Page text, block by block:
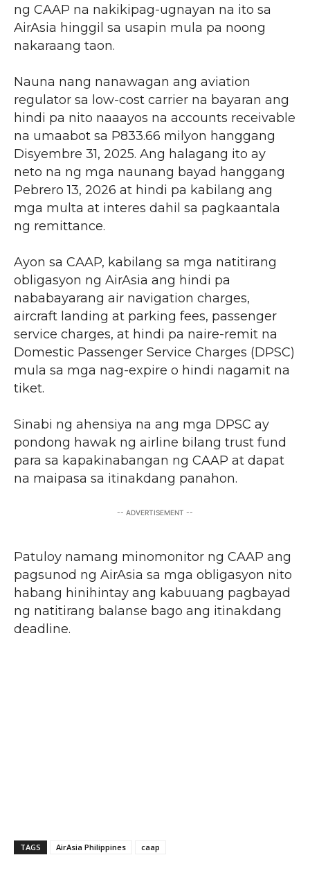
ng CAAP na nakikipag-ugnayan na ito sa
AirAsia hinggil sa usapin mula pa noong
nakaraang taon.
Nauna nang nanawagan ang aviation
regulator sa low-cost carrier na bayaran ang
hindi pa nito naaayos na accounts receivable
na umaabot sa P833.66 milyon hanggang
Disyembre 31, 2025. Ang halagang ito ay
neto na ng mga naunang bayad hanggang
Pebrero 13, 2026 at hindi pa kabilang ang
mga multa at interes dahil sa pagkaantala
ng remittance.
Ayon sa CAAP, kabilang sa mga natitirang
obligasyon ng AirAsia ang hindi pa
nababayarang air navigation charges,
aircraft landing at parking fees, passenger
service charges, at hindi pa naire-remit na
Domestic Passenger Service Charges (DPSC)
mula sa mga nag-expire o hindi nagamit na
tiket.
Sinabi ng ahensiya na ang mga DPSC ay
pondong hawak ng airline bilang trust fund
para sa kapakinabangan ng CAAP at dapat
na maipasa sa itinakdang panahon.
-- ADVERTISEMENT --
Patuloy namang minomonitor ng CAAP ang
pagsunod ng AirAsia sa mga obligasyon nito
habang hinihintay ang kabuuang pagbayad
ng natitirang balanse bago ang itinakdang
deadline.
TAGS AirAsia Philippines caap